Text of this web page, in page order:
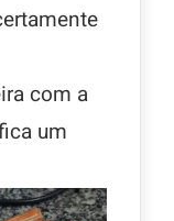
com a
um